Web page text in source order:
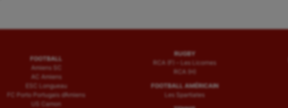
FOOTBALL
Amiens SC
AC Amiens
ESC Longueau
FC Porto Portugais d’Amiens
US Camon
RUGBY
RCA (F) – Les Licornes
RCA (H)
FOOTBALL AMÉRICAIN
Les Spartiates